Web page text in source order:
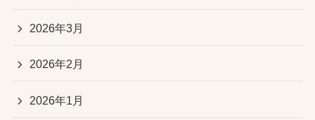
2026年3月
2026年2月
2026年1月